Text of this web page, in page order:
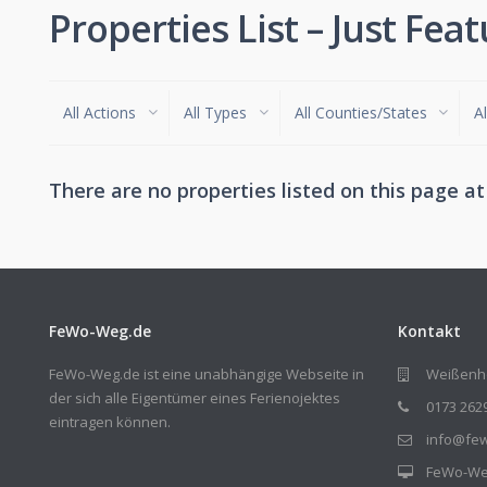
Properties List – Just
All Actions All Types All Counties/States
There are no properties listed on this page
FeWo-Weg.de
FeWo-Weg.de ist eine unabhängige Webseite in
der sich alle Eigentümer eines Ferienojektes
eintragen können.
Kontakt
0173
FeWo-